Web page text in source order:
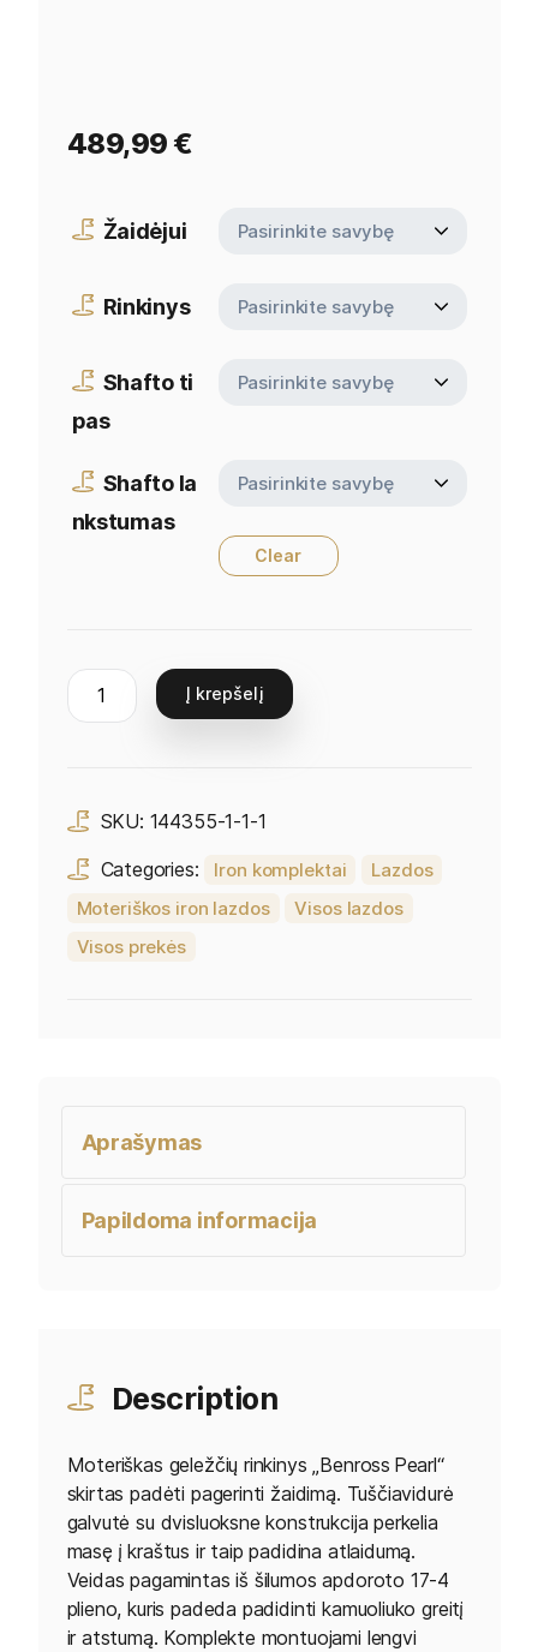
489,99 €
Žaidėjui
Rinkinys
Shafto ti
pas
Shafto la
nkstumas
Clear
Į krepšelį
SKU: 144355-1-1-1
Categories:
Iron komplektai
Lazdos
Moteriškos iron lazdos
Visos lazdos
Visos prekės
Aprašymas
Papildoma informacija
Description
Moteriškas geležčių rinkinys „Benross Pearl“
skirtas padėti pagerinti žaidimą. Tuščiavidurė
galvutė su dvisluoksne konstrukcija perkelia
masę į kraštus ir taip padidina atlaidumą.
Veidas pagamintas iš šilumos apdoroto 17‑4
plieno, kuris padeda padidinti kamuoliuko greitį
ir atstumą. Komplekte montuojami lengvi